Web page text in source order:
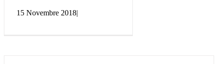
15 Novembre 2018|